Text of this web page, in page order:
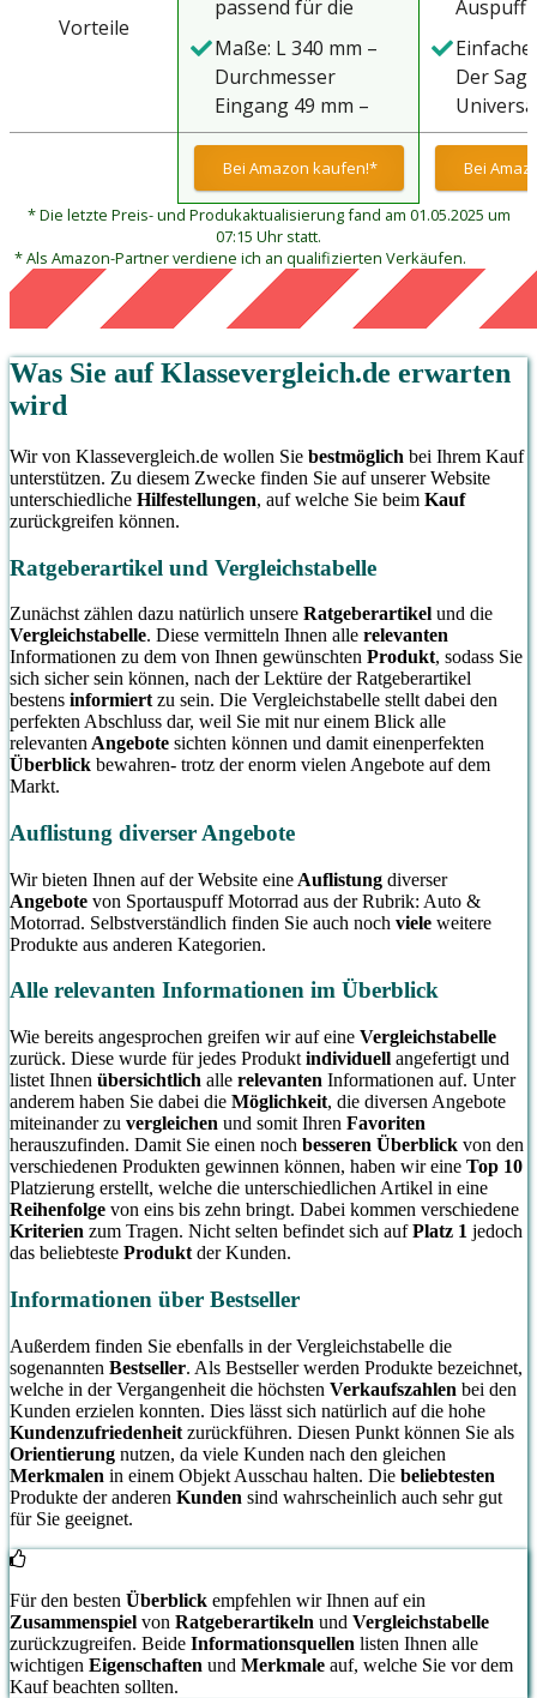
Vorteile
passend für die
meisten Fahrzeuge
Maße: L 340 mm –
Durchmesser
Eingang 49 mm –
Durchmesser
Ausgang 90 mm –
Länge Gehäuse: 203
mm –
Gehäusedurchmesser:
102 mm
Auspuff
nur
und
ideal für
in
lange
Der
für
einfache
der
eine
Dieser
von bis
Bei Amazon kaufen!* Bei
* Die letzte Preis- und Produkaktualisierung fand am 01.05.2025 um
07:15 Uhr statt.
* Als Amazon-Partner verdiene ich an qualifizierten Verkäufen.
Was Sie aufKlassevergleich.de erwarten
wird
Wir von Klassevergleich.de wollen Sie bestmöglich bei Ihrem Kauf
unterstützen. Zu diesem Zwecke finden Sie auf unserer Website
unterschiedliche Hilfestellungen, auf welche Sie beim Kauf
zurückgreifen können.
Ratgeberartikel und Vergleichstabelle
Zunächst zählen dazu natürlich unsere Ratgeberartikel und die
Vergleichstabelle. Diese vermitteln Ihnen alle relevanten
Informationen zu dem von Ihnen gewünschten Produkt, sodass Sie
sich sicher sein können, nach der Lektüre der Ratgeberartikel
bestens informiert zu sein. Die Vergleichstabelle stellt dabei den
perfekten Abschluss dar, weil Sie mit nur einem Blick alle
relevanten Angebote sichten können und damit einenperfekten
Überblick bewahren- trotz der enorm vielen Angebote auf dem
Markt.
Auflistung diverser Angebote
Wir bieten Ihnen auf der Website eine Auflistung diverser
Angebote von Sportauspuff Motorrad aus der Rubrik: Auto &
Motorrad. Selbstverständlich finden Sie auch noch viele weitere
Produkte aus anderen Kategorien.
Alle relevanten Informationen im Überblick
Wie bereits angesprochen greifen wir auf eine Vergleichstabelle
zurück. Diese wurde für jedes Produkt individuell angefertigt und
listet Ihnen übersichtlich alle relevanten Informationen auf. Unter
anderem haben Sie dabei die Möglichkeit, die diversen Angebote
miteinander zu vergleichen und somit Ihren Favoriten
herauszufinden. Damit Sie einen noch besseren Überblick von den
verschiedenen Produkten gewinnen können, haben wir eine Top 10
Platzierung erstellt, welche die unterschiedlichen Artikel in eine
Reihenfolge von eins bis zehn bringt. Dabei kommen verschiedene
Kriterien zum Tragen. Nicht selten befindet sich aufPlatz 1 jedoch
das beliebteste Produkt der Kunden.
Informationen über Bestseller
Außerdem finden Sie ebenfalls in der Vergleichstabelle die
sogenannten Bestseller. Als Bestseller werden Produkte bezeichnet,
welche in der Vergangenheit die höchsten Verkaufszahlen bei den
Kunden erzielen konnten. Dies lässt sich natürlich auf die hohe
Kundenzufriedenheit zurückführen. Diesen Punkt können Sie als
Orientierung nutzen, da viele Kunden nach den gleichen
Merkmalen in einem Objekt Ausschau halten. Die beliebtesten
Produkte der anderen Kunden sind wahrscheinlich auch sehr gut
für Sie geeignet.
Für den besten Überblick empfehlen wir Ihnen auf ein
Zusammenspiel von Ratgeberartikeln und Vergleichstabelle
zurückzugreifen. Beide Informationsquellen listen Ihnen alle
wichtigen Eigenschaften und Merkmale auf, welche Sie vor dem
Kauf beachten sollten.